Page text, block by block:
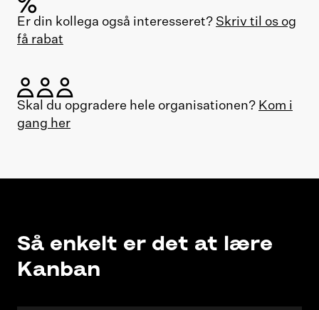
Er din kollega også interesseret? Skriv til os og
få rabat
Skal du opgradere hele organisationen? Kom i
gang her
Så enkelt er det at lære
Kanban